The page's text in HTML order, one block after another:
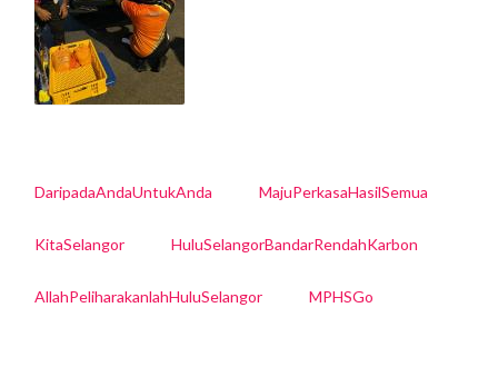
DaripadaAndaUntukAnda MajuPerkasaHasilSemua
KitaSelangor HuluSelangorBandarRendahKarbon
AllahPeliharakanlahHuluSelangor MPHSGo